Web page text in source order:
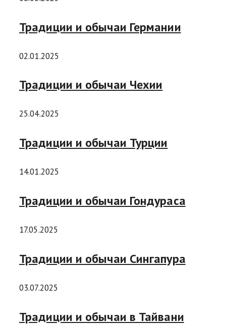
Традиции и обычаи Германии
02.01.2025
Традиции и обычаи Чехии
25.04.2025
Традиции и обычаи Турции
14.01.2025
Традиции и обычаи Гондураса
17.05.2025
Традиции и обычаи Сингапура
03.07.2025
Традиции и обычаи в Тайвани